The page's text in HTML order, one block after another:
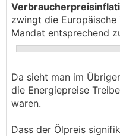
zwingt die Europäische
Mandat entsprechend
Da sieht man im
die Energiepreise
waren.
Dass der Ölpreis